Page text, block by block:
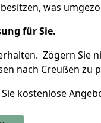
was
für Sie.
Zögern Sie
nach Creußen zu
kostenlose